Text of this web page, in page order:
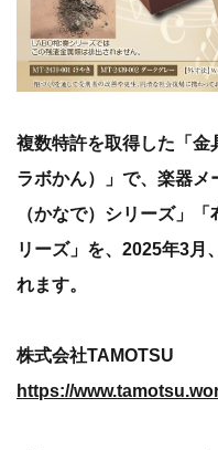
複数特許を取得した「金
ラボかん）」で、楽器
（かなで）シリーズ」
リーズ」を、2025年3月
れます。
株式会社TAMOTSU
https://